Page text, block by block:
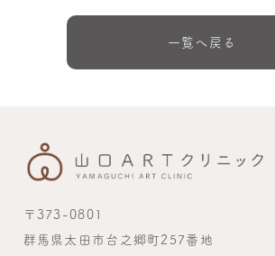
一覧へ戻る
〒373-0801
群馬県太田市台之郷町257番地